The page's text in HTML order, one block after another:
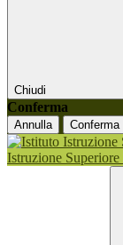
Chiudi
Conferma
Annulla Conferma
Istruzione Superiore